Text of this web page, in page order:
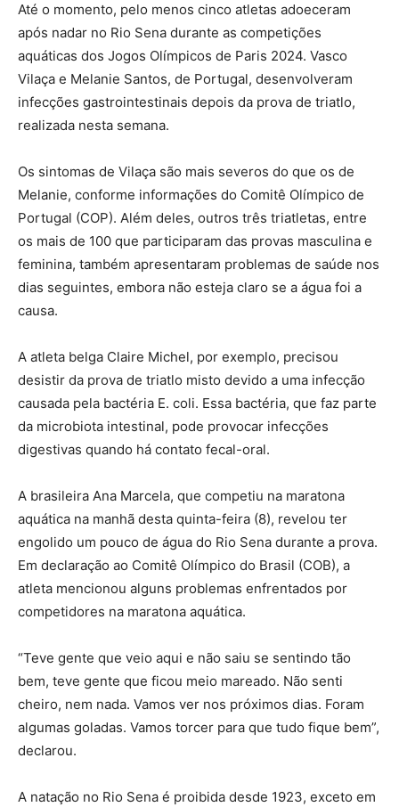
Até o momento, pelo menos cinco atletas adoeceram
após nadar no Rio Sena durante as competições
aquáticas dos Jogos Olímpicos de Paris 2024. Vasco
Vilaça e Melanie Santos, de Portugal, desenvolveram
infecções gastrointestinais depois da prova de triatlo,
realizada nesta semana.
Os sintomas de Vilaça são mais severos do que os de
Melanie, conforme informações do Comitê Olímpico de
Portugal (COP). Além deles, outros três triatletas, entre
os mais de 100 que participaram das provas masculina e
feminina, também apresentaram problemas de saúde nos
dias seguintes, embora não esteja claro se a água foi a
causa.
A atleta belga Claire Michel, por exemplo, precisou
desistir da prova de triatlo misto devido a uma infecção
causada pela bactéria E. coli. Essa bactéria, que faz parte
da microbiota intestinal, pode provocar infecções
digestivas quando há contato fecal-oral.
A brasileira Ana Marcela, que competiu na maratona
aquática na manhã desta quinta-feira (8), revelou ter
engolido um pouco de água do Rio Sena durante a prova.
Em declaração ao Comitê Olímpico do Brasil (COB), a
atleta mencionou alguns problemas enfrentados por
competidores na maratona aquática.
“Teve gente que veio aqui e não saiu se sentindo tão
bem, teve gente que ficou meio mareado. Não senti
cheiro, nem nada. Vamos ver nos próximos dias. Foram
algumas goladas. Vamos torcer para que tudo fique bem”,
declarou.
A natação no Rio Sena é proibida desde 1923, exceto em